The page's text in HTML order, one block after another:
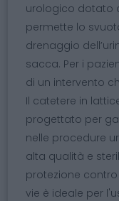
urologico dotato
permette lo
drenaggio
sacca. Per i
di un intervento
Il catetere in
progettato per
nelle procedure
alta qualità e
protezione
vie è ideale per